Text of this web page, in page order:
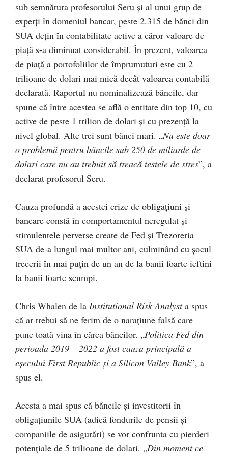
sub semnătura profesorului Seru și al unui grup de
experți în domeniul bancar, peste 2.315 de bănci din
SUA dețin în contabilitate active a căror valoare de
piață s-a diminuat considerabil. În prezent, valoarea
de piață a portofoliilor de împrumuturi este cu 2
trilioane de dolari mai mică decât valoarea contabilă
declarată. Raportul nu nominalizează băncile, dar
spune că între acestea se află o entitate din top 10, cu
active de peste 1 trilion de dolari și cu prezență la
nivel global. Alte trei sunt bănci mari. „Nu este doar
o problemă pentru băncile sub 250 de miliarde de
dolari care nu au trebuit să treacă testele de stres”, a
declarat profesorul Seru.
Cauza profundă a acestei crize de obligațiuni și
bancare constă în comportamentul neregulat și
stimulentele perverse create de Fed și Trezoreria
SUA de-a lungul mai multor ani, culminând cu șocul
trecerii în mai puțin de un an de la banii foarte ieftini
la banii foarte scumpi.
Chris Whalen de la Institutional Risk Analysta spus
că ar trebui să ne ferim de o narațiune falsă care
pune toată vina în cârca băncilor. „Politica Fed din
perioada 2019 – 2022 a fost cauza principală a
eșecului First Republic și a Silicon Valley Bank”, a
spus el.
Acesta a mai spus că băncile și investitorii în
obligațiunile SUA (adică fondurile de pensii și
companiile de asigurări) se vor confrunta cu pierderi
potențiale de 5 trilioane de dolari. „Din moment ce